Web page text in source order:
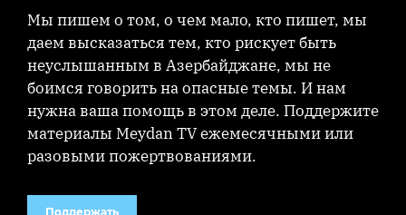
Мы пишем о том, о чем мало, кто пишет, мы
даем высказаться тем, кто рискует быть
неуслышанным в Азербайджане, мы не
боимся говорить на опасные темы. И нам
нужна ваша помощь в этом деле. Поддержите
материалы Meydan TV ежемесячными или
разовыми пожертвованиями.
Поддержать